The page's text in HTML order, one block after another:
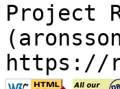
Project
https://